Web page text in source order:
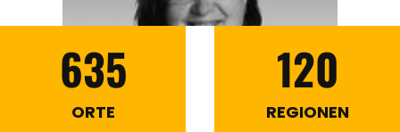
635
ORTE
120
REGIONEN